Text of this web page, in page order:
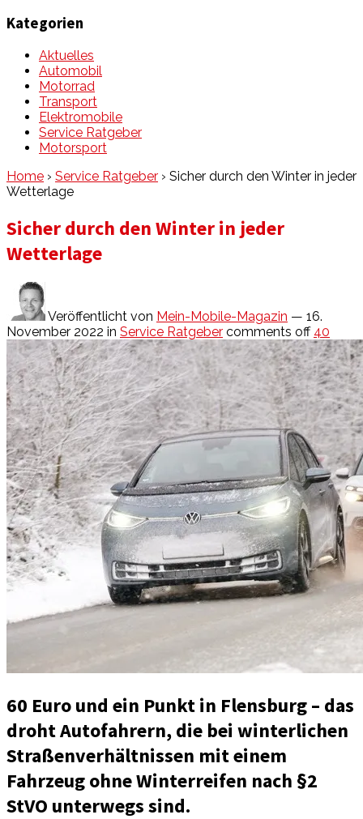
Kategorien
Aktuelles
Automobil
Motorrad
Transport
Elektromobile
Service Ratgeber
Motorsport
Home › Service Ratgeber › Sicher durch den Winter in jeder
Wetterlage
Sicher durch den Winter in jeder
Wetterlage
Veröffentlicht von Mein-Mobile-Magazin — 16.
November 2022 in Service Ratgeber comments off 40
60 Euro und ein Punkt in Flensburg – das
droht Autofahrern, die bei winterlichen
Straßenverhältnissen mit einem
Fahrzeug ohne Winterreifen nach §2
StVO unterwegs sind.